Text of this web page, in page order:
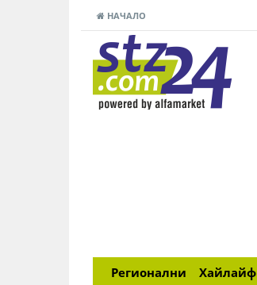
НАЧАЛО
Регионални Хайлайф